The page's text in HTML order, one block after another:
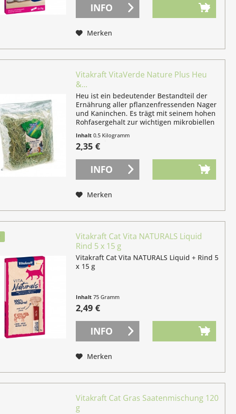
INFO
Merken
Vitakraft VitaVerde Nature Plus Heu
&...
Heu ist ein bedeutender Bestandteil der
Ernährung aller pflanzenfressenden Nager
und Kaninchen. Es trägt mit seinem hohen
Rohfasergehalt zur wichtigen mikrobiellen
Verdauung der Tiere bei und sollte
grundsätzlich in ausreichenden Mengen...
Inhalt 0.5 Kilogramm
(4,70 € / 1 Kilogramm)
2,35 €
INFO
Merken
Vitakraft Cat Vita NATURALS Liquid
Rind 5 x 15 g
Vitakraft Cat Vita NATURALS Liquid + Rind 5
x 15 g
Inhalt 75 Gramm
(3,32 € / 100 Gramm)
2,49 €
INFO
Merken
Vitakraft Cat Gras Saatenmischung 120
g